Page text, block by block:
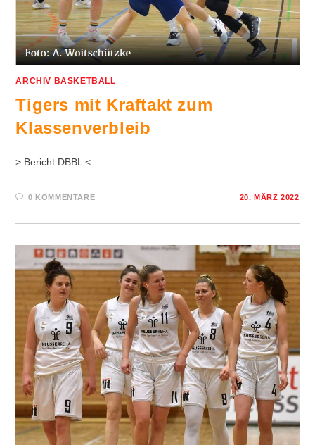
ARCHIV BASKETBALL
Tigers mit Kraftakt zum
Klassenverbleib
> Bericht DBBL <
0 KOMMENTARE 20. MÄRZ 2022